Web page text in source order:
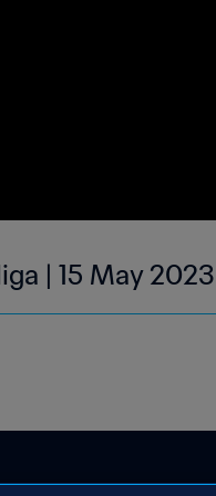
| 15 May 2023